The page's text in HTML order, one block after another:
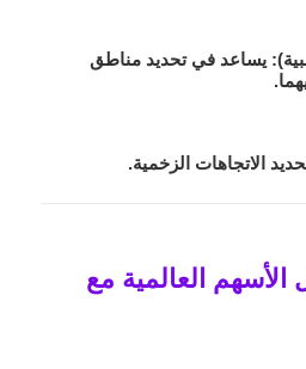
يساعد في تحديد مناطق
الاتجاهات الزخمية.
الأسهم العالمية مع